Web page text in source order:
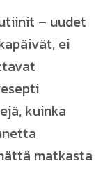
– uudet
ei
kuinka
matkasta